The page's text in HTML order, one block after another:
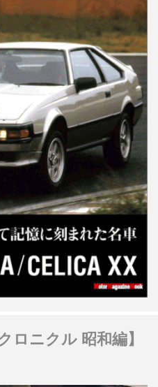
ロニクル 昭和編】